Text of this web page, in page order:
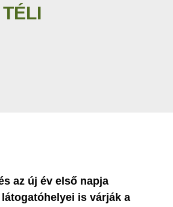
az új év első napja
is várják a